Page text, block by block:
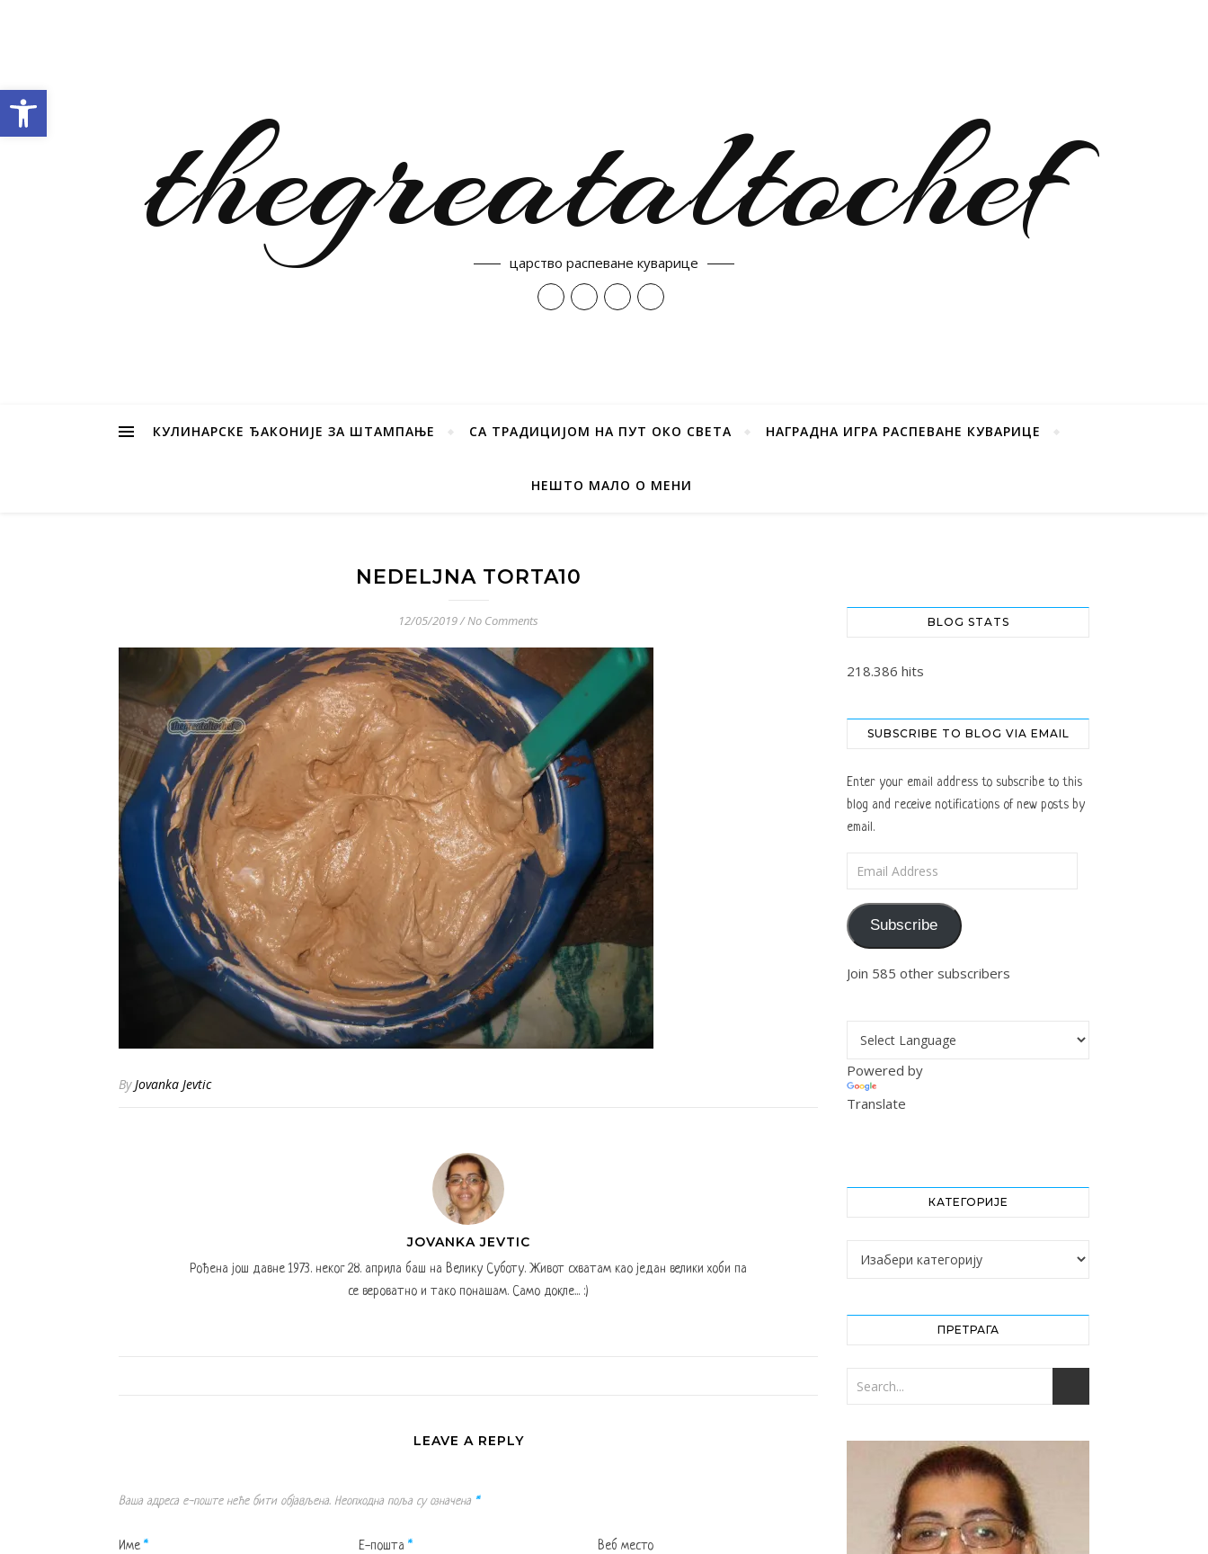
thegreataltochef
царство распеване куварице
КУЛИНАРСКЕ ЂАКОНИЈЕ ЗА ШТАМПАЊЕ СА ТРАДИЦИЈОМ НА ПУТ ОКО СВЕТА НАГРАДНА ИГРА РАСПЕВАНЕ КУВАРИЦЕ
НЕШТО МАЛО О МЕНИ
NEDELJNA TORTA10
12/05/2019/No Comments
ByJovanka Jevtic
JOVANKA JEVTIC
Рођена још давне 1973. неког 28. априла баш на Велику Суботу. Живот схватам као један велики хоби па
се вероватно и тако понашам. Само докле... :)
LEAVE A REPLY
Ваша адреса е-поште неће бити објављена. Неопходна поља су означена *
Име * Е-пошта * Веб место
BLOG STATS
218.386 hits
SUBSCRIBE TO BLOG VIA EMAIL
Enter your email address to subscribe to this
blog and receive notifications of new posts by
email.
Subscribe
Join 585 other subscribers
Powered by
Translate
КАТЕГОРИЈЕ
Категорије
ПРЕТРАГА
Open toolbar